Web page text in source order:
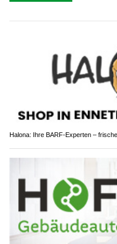
Halona: Ihre BARF-Experten –